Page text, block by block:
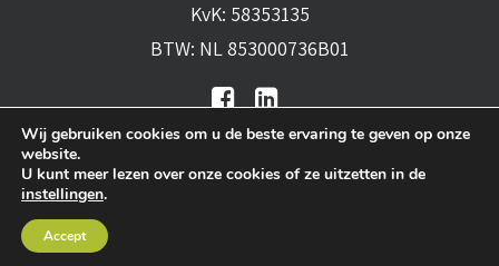
KvK: 58353135
BTW: NL 853000736B01
leveringsvoorwaarden
Wij gebruiken cookies om u de beste ervaring te geven op onze
website.
U kunt meer lezen over onze cookies of ze uitzetten in de
instellingen.
Accept